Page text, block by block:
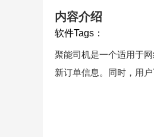
内容介绍
软件Tags：
聚能司机是一个适用于
新订单信息。同时，用